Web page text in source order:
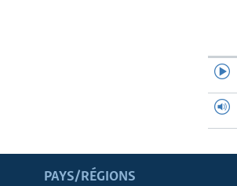
PAYS/RÉGIONS